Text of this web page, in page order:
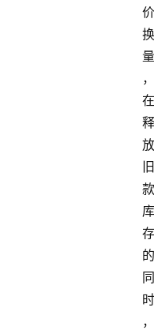
价
换
量
，
在
释
放
旧
款
库
存
的
同
时
，